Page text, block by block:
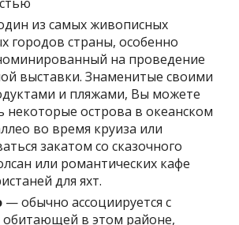
из самых живописных
городов страны, особенно
на проведение
выставки. Знаменитые своими
и пляжами, Вы можете
некоторые острова в океанском
во время круиза или
закатом со сказочного
или романтических кафе
для яхт.
— обычно ассоциируется с
обитающей в этом районе,